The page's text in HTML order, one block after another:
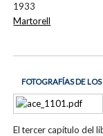
1933
Martorell
FOTOGRAFÍAS DE
El tercer capítulo del